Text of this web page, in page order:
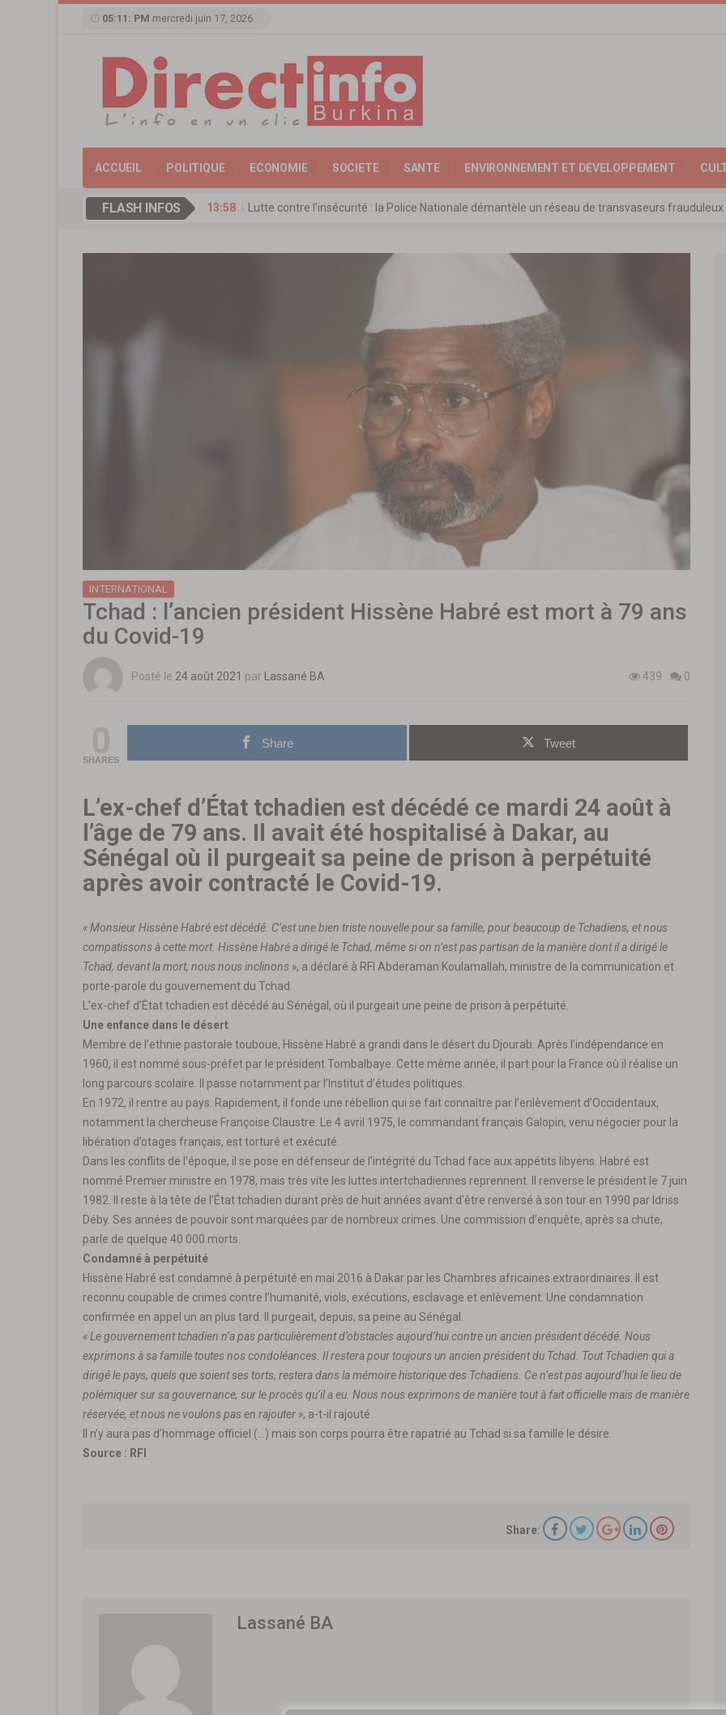
05:11: PM mercredi juin 17, 2026
ACCUEIL POLITIQUE ECONOMIE SOCIETE SANTE ENVIRONNEMENT ET DEVELOPPEMENT
FLASH INFOS 13:58
Lutte contre l’insécurité : la Police Nationale démantèle un réseau de transvaseurs
13:09
Réserve militaire au Burkina Faso : la nouvelle loi adoptée à l’unanimité
Mémorial Thomas-Sankara: les ministres chargés du Commerce de l’AES ravivent leurs
INTERNATIONAL
Tchad : l’ancien président Hissène Habré est mort à 79 ans
du Covid-19
Posté le 24 août 2021 par Lassané BA 439 0
SHARES
Share Tweet
L’ex-chef d’État tchadien est décédé ce mardi 24 août à
l’âge de 79 ans. Il avait été hospitalisé à Dakar, au
Sénégal où il purgeait sa peine de prison à perpétuité
après avoir contracté le Covid-19.
« Monsieur Hissène Habré est décédé. C’est une bien triste nouvelle pour sa famille, pour beaucoup de Tchadiens, et nous
compatissons à cette mort. Hissène Habré a dirigé le Tchad, même si on n’est pas partisan de la manière dont il a dirigé le
Tchad, devant la mort, nous nous inclinons », a déclaré à RFI Abderaman Koulamallah, ministre de la communication et
porte-parole du gouvernement du Tchad.
L’ex-chef d’État tchadien est décédé au Sénégal, où il purgeait une peine de prison à perpétuité.
Une enfance dans le désert
Membre de l’ethnie pastorale touboue, Hissène Habré a grandi dans le désert du Djourab. Après l’indépendance en
1960, il est nommé sous-préfet par le président Tombalbaye. Cette même année, il part pour la France où il réalise un
long parcours scolaire. Il passe notamment par l’Institut d’études politiques.
En 1972, il rentre au pays. Rapidement, il fonde une rébellion qui se fait connaître par l’enlèvement d’Occidentaux,
notamment la chercheuse Françoise Claustre. Le 4 avril 1975, le commandant français Galopin, venu négocier pour la
libération d’otages français, est torturé et exécuté.
Dans les conflits de l’époque, il se pose en défenseur de l’intégrité du Tchad face aux appétits libyens. Habré est
nommé Premier ministre en 1978, mais très vite les luttes intertchadiennes reprennent. Il renverse le président le 7 juin
1982. Il reste à la tête de l’État tchadien durant près de huit années avant d’être renversé à son tour en 1990 par Idriss
Déby. Ses années de pouvoir sont marquées par de nombreux crimes. Une commission d’enquête, après sa chute,
parle de quelque 40 000 morts.
Condamné à perpétuité
Hissène Habré est condamné à perpétuité en mai 2016 à Dakar par les Chambres africaines extraordinaires. Il est
reconnu coupable de crimes contre l’humanité, viols, exécutions, esclavage et enlèvement. Une condamnation
confirmée en appel un an plus tard. Il purgeait, depuis, sa peine au Sénégal.
« Le gouvernement tchadien n’a pas particulièrement d’obstacles aujourd’hui contre un ancien président décédé. Nous
exprimons à sa famille toutes nos condoléances. Il restera pour toujours un ancien président du Tchad. Tout Tchadien qui a
dirigé le pays, quels que soient ses torts, restera dans la mémoire historique des Tchadiens. Ce n’est pas aujourd’hui le lieu de
polémiquer sur sa gouvernance, sur le procès qu’il a eu. Nous nous exprimons de manière tout à fait officielle mais de manière
réservée, et nous ne voulons pas en rajouter », a-t-il rajouté.
Il n’y aura pas d’hommage officiel (…) mais son corps pourra être rapatrié au Tchad si sa famille le désire.
Source : RFI
Share:
Lassané BA